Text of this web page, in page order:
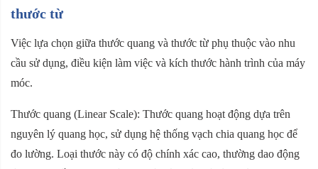
thước từ
Việc lựa chọn giữa thước quang và thước từ phụ thuộc vào nhu
cầu sử dụng, điều kiện làm việc và kích thước hành trình của máy
móc.
Thước quang (Linear Scale): Thước quang hoạt động dựa trên
nguyên lý quang học, sử dụng hệ thống vạch chia quang học để
đo lường. Loại thước này có độ chính xác cao, thường dao động